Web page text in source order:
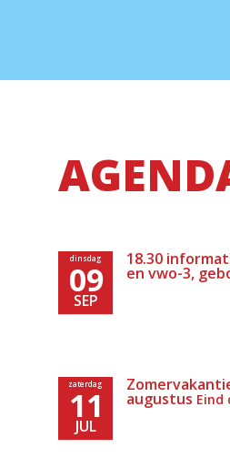
dinsdag
09
SEP
18.30
en vwo-3,
zaterdag
11
JUL
augustus Eind